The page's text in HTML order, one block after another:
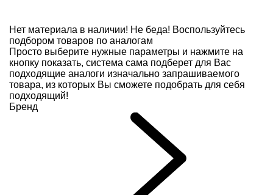
Нет материала в наличии! Не беда! Воспользуйтесь
подбором товаров по аналогам
Просто выберите нужные параметры и нажмите на
кнопку показать, система сама подберет для Вас
подходящие аналоги изначально запрашиваемого
товара, из которых Вы сможете подобрать для себя
подходящий!
Бренд